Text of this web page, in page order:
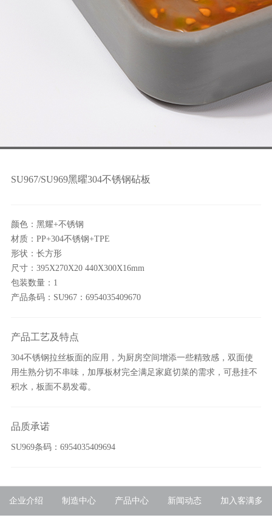
SU967/SU969黑曜304不锈钢砧板
颜色：黑耀+不锈钢
材质：PP+304不锈钢+TPE
形状：长方形
尺寸：395X270X20 440X300X16mm
包装数量：1
产品条码：SU967：6954035409670
产品工艺及特点
304不锈钢拉丝板面的应用，为厨房空间增添一些精致感，双面使
用生熟分切不串味，加厚板材完全满足家庭切菜的需求，可悬挂不
积水，板面不易发霉。
品质承诺
SU969条码：6954035409694
企业介绍 制造中心 产品中心 新闻动态 加入客满多